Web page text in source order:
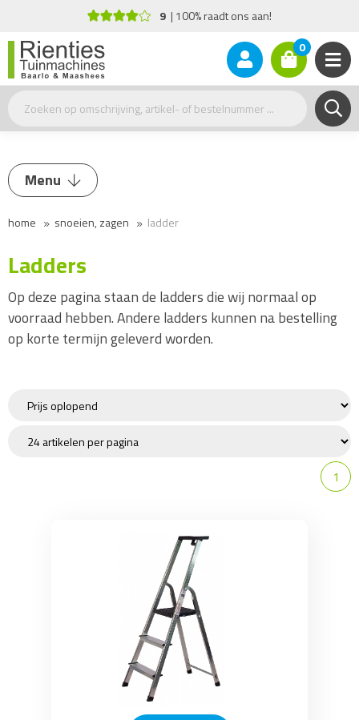
9
100% raadt ons aan!
0
Menu
Heggenschaar
Kettingzaag en Kleding
Hakselaar
Wipzaag
home snoeien, zagen ladder
Ladders
Op deze pagina staan de ladders die wij normaal op
voorraad hebben. Andere ladders kunnen na bestelling
op korte termijn geleverd worden.
1